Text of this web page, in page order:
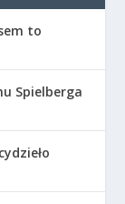
to
Spielberga